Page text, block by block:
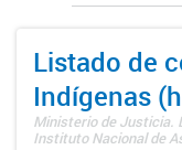
Listado de
Indígenas
Ministerio de Justicia.
Instituto Nacional de